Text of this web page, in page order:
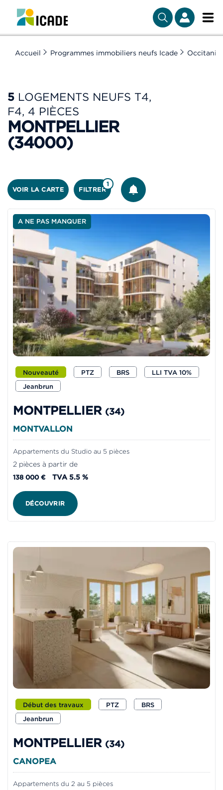
Accueil Programmes immobiliers neufs Icade Occitanie
5 LOGEMENTS NEUFS T4,
F4, 4 PIÈCES
MONTPELLIER
(34000)
VOIR LA CARTE FILTRER
1
ÊTRE ALERTÉ
A NE PAS MANQUER
Nouveauté PTZ BRS
LLI TVA 10%
Jeanbrun
MONTPELLIER (34)
MONTVALLON
Appartements du Studio au 5 pièces
2 pièces à partir de
138 000 € TVA 5.5 %
DÉCOUVRIR
Début des travaux PTZ
BRS
Jeanbrun
MONTPELLIER (34)
CANOPEA
Appartements du 2 au 5 pièces